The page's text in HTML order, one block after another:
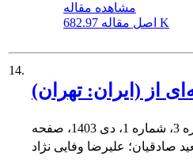
مشاهده مقاله
اصل مقاله 682.97 K
14.
صادقیان؛ علیرضا وفایی نژاد